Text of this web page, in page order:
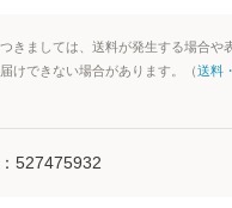
きましては、送料が発生する場合や
けできない場合があります。（送料
527475932